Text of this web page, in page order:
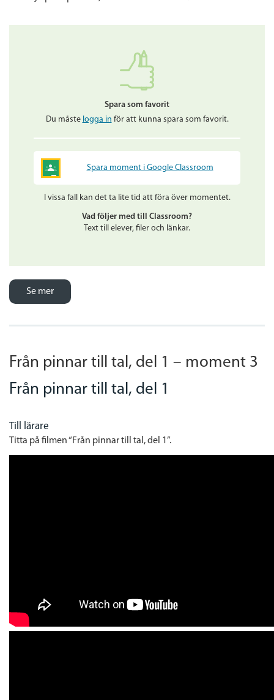
Spara som favorit
Du måste logga in för att kunna spara som favorit.
Spara moment i Google Classroom
I vissa fall kan det ta lite tid att föra över momentet.
Vad följer med till Classroom?
Text till elever, filer och länkar.
Se mer
Från pinnar till tal, del 1 – moment 3
Från pinnar till tal, del 1
Till lärare
Titta på filmen “Från pinnar till tal, del 1”.